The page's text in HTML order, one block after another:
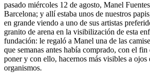
pasado miércoles 12 de agosto, Manel
Barcelona; y allí estaba unos de nuestros
en grande viendo a uno de sus artistas
granito de arena en la visibilización de esta
fundación: le regaló a Manel una de las
que semanas antes había comprado, con el fin
poner y con ello, hacernos más visibles a ojos
organismos.